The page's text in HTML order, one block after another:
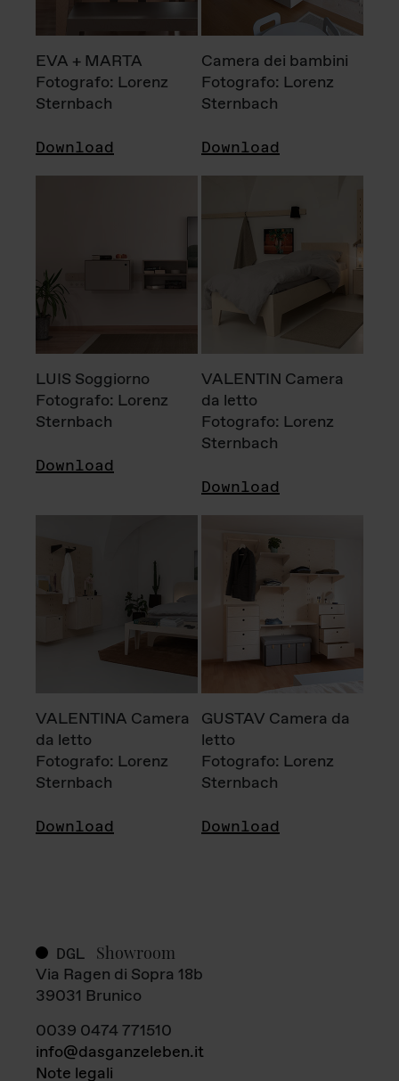
EVA + MARTA
Fotografo: Lorenz
Sternbach
Download
Camera dei bambini
Fotografo: Lorenz
Sternbach
Download
LUIS Soggiorno
Fotografo: Lorenz
Sternbach
Download
VALENTIN Camera
da letto
Fotografo: Lorenz
Sternbach
Download
VALENTINA Camera
da letto
Fotografo: Lorenz
Sternbach
Download
GUSTAV Camera da
letto
Fotografo: Lorenz
Sternbach
Download
DGL Showroom
Via Ragen di Sopra 18b
39031 Brunico
0039 0474 771510
info@dasganzeleben.it
Note legali